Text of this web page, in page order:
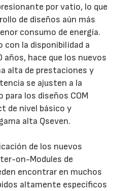
por vatio, lo que
de diseños aún más
consumo de energía.
con la disponibilidad a
años, hace que los nuevos
alta de prestaciones y
se ajusten a la
los diseños COM
de nivel básico y
alta Qseven.
de los nuevos
on-Modules de
encontrar en muchos
altamente específicos